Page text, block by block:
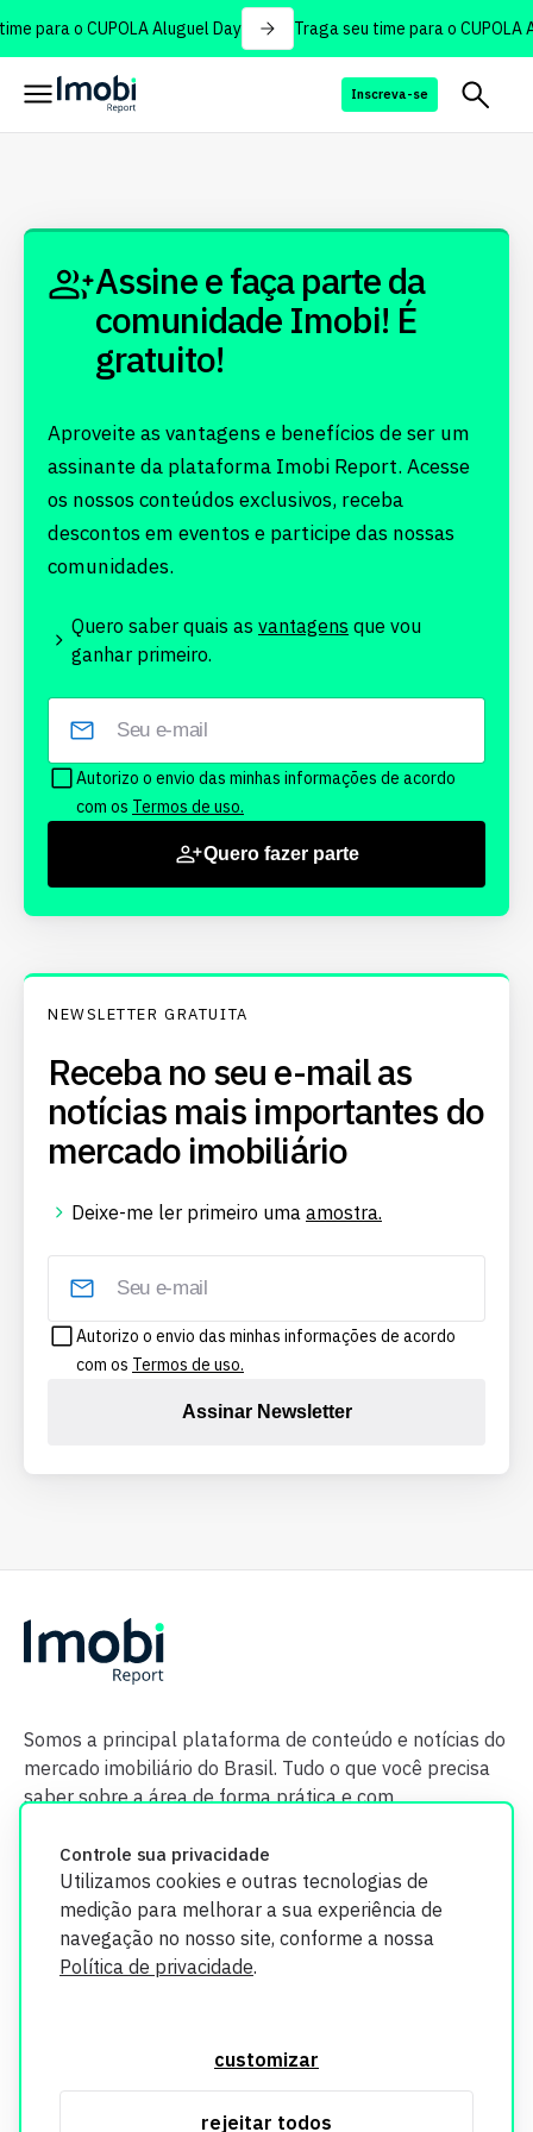
para o CUPOLA Aluguel Day Traga seu time para o CUPOLA
Inscreva-se
Controle sua privacidade
Utilizamos cookies e outras tecnologias de
medição para melhorar a sua experiência de
navegação no nosso site, conforme a nossa
Política de privacidade.
customizar
rejeitar todos
Assine e faça parte da
comunidade Imobi! É
gratuito!
Aproveite as vantagens e benefícios de ser um
assinante da plataforma Imobi Report. Acesse
os nossos conteúdos exclusivos, receba
descontos em eventos e participe das nossas
comunidades.
Quero saber quais as vantagens que vou
ganhar primeiro.
Autorizo o envio das minhas informações de acordo
com os Termos de uso.
Quero fazer parte
NEWSLETTER GRATUITA
Receba no seu e-mail as
notícias mais importantes do
mercado imobiliário
Deixe-me ler primeiro uma amostra.
Autorizo o envio das minhas informações de acordo
com os Termos de uso.
Assinar Newsletter
Somos a principal plataforma de conteúdo e notícias do
mercado imobiliário do Brasil. Tudo o que você precisa
saber sobre a área de forma prática e com
segurança. Todos os dados coletados em nosso site são
utilizados exclusivamente para fins de aprimoramento de
informações, consulte nossa Política de Privacidade.